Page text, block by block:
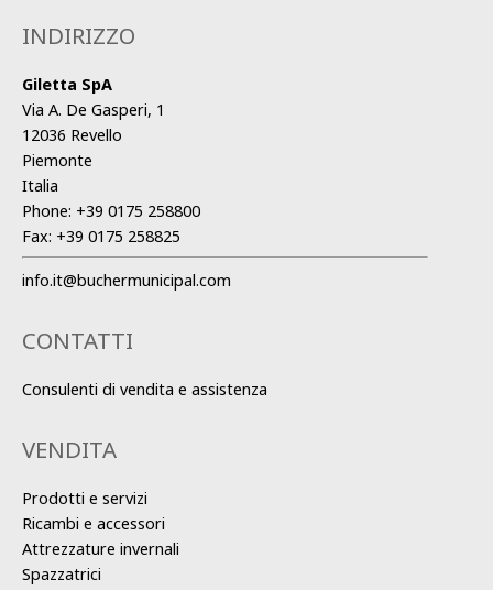
INDIRIZZO
Giletta SpA
Via A. De Gasperi, 1
12036 Revello
Piemonte
Italia
Phone: +39 0175 258800
Fax: +39 0175 258825
info.it@buchermunicipal.com
CONTATTI
Consulenti di vendita e assistenza
VENDITA
Prodotti e servizi
Ricambi e accessori
Attrezzature invernali
Spazzatrici